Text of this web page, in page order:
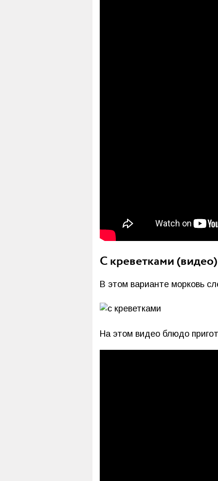
С креветками (видео)
В этом варианте морковь
На этом видео блюдо